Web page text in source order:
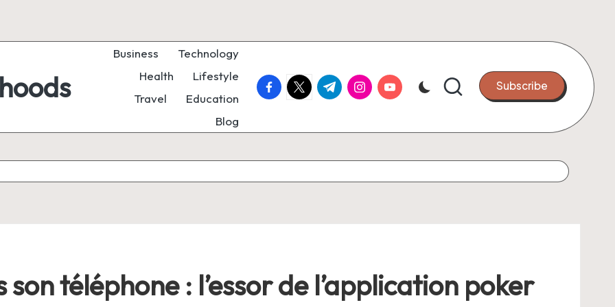
Business
Technology
Health
Lifestyle
Travel
Education
Blog
facebook.com
twitter.com
t.me instagram.com
youtube.com Subscribe
téléphone : l’essor de l’application poker